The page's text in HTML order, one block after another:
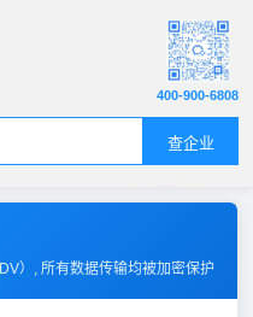
查企业
400-900-6808
DV）, 所有数据传输均被加密保护